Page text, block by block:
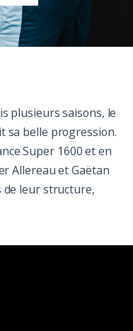
plusieurs saisons, le
sa belle progression.
Super 1600 et en
Allereau et Gaëtan
de leur structure,